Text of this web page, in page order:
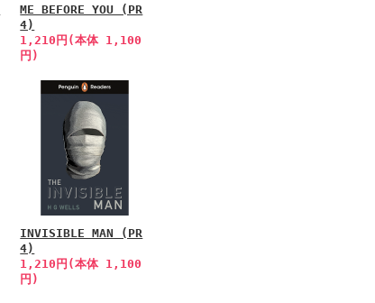
ME BEFORE YOU (PR
4)
1,210円(本体 1,100
円)
INVISIBLE MAN (PR
4)
1,210円(本体 1,100
円)